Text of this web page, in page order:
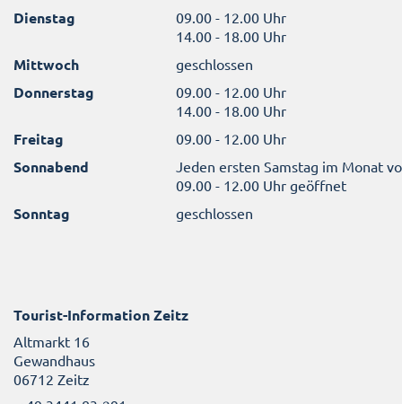
Dienstag
09.00 - 12.00 Uhr
14.00 - 18.00 Uhr
Mittwoch geschlossen
Donnerstag
09.00 - 12.00 Uhr
14.00 - 18.00 Uhr
Freitag 09.00 - 12.00 Uhr
Sonnabend
Jeden ersten Samstag im Monat
09.00 - 12.00 Uhr geöffnet
Sonntag geschlossen
Tourist-Information Zeitz
Altmarkt 16
Gewandhaus
06712 Zeitz